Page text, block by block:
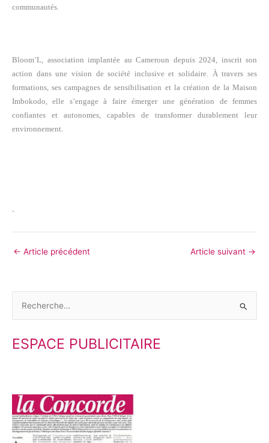
communautés.
Bloom’L, association implantée au Cameroun depuis 2024, inscrit son
action dans une vision de société inclusive et solidaire. À travers ses
formations, ses campagnes de sensibilisation et la création de la Maison
Imbokodo, elle s’engage à faire émerger une génération de femmes
confiantes et autonomes, capables de transformer durablement leur
environnement.
.
← Article précédent Article suivant →
c
h
e
ESPACE PUBLICITAIRE